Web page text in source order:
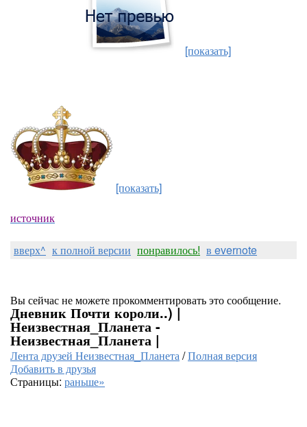
[показать]
[показать]
источник
вверх^ к полной версии понравилось! в evernote
Вы сейчас не можете прокомментировать это сообщение.
Дневник Почти короли..) |
Неизвестная_Планета -
Неизвестная_Планета |
Лента друзей Неизвестная_Планета/Полная версия
Добавить в друзья
Страницы: раньше»